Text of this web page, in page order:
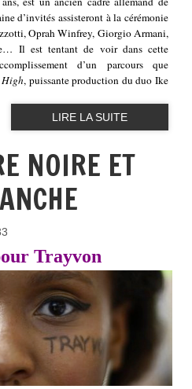
d’invités assisteront à la cérémonie
Oprah Winfrey, Giorgio Armani,
Il est tentant de voir dans cette
d’un parcours que
High, puissante production du duo Ike
LIRE LA SUITE
NOIRE ET
Trayvon